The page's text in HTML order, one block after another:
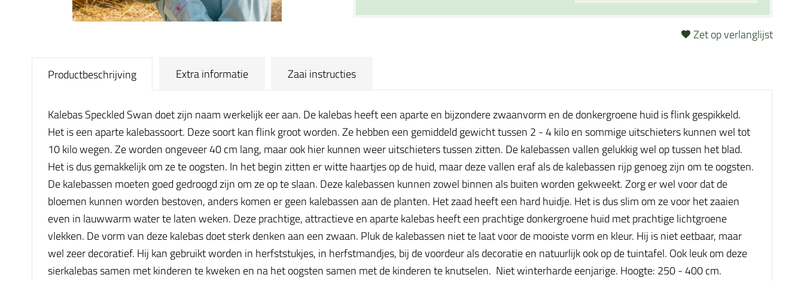
Zet op verlanglijst
Productbeschrijving Extra informatie Zaai instructies
Kalebas Speckled Swan doet zijn naam werkelijk eer aan. De kalebas heeft een aparte en bijzondere zwaanvorm en de donkergroene huid is flink gespikkeld.
Het is een aparte kalebassoort. Deze soort kan flink groot worden. Ze hebben een gemiddeld gewicht tussen 2 - 4 kilo en sommige uitschieters kunnen wel tot
10 kilo wegen. Ze worden ongeveer 40 cm lang, maar ook hier kunnen weer uitschieters tussen zitten. De kalebassen vallen gelukkig wel op tussen het blad.
Het is dus gemakkelijk om ze te oogsten. In het begin zitten er witte haartjes op de huid, maar deze vallen eraf als de kalebassen rijp genoeg zijn om te oogsten.
De kalebassen moeten goed gedroogd zijn om ze op te slaan. Deze kalebassen kunnen zowel binnen als buiten worden gekweekt. Zorg er wel voor dat de
bloemen kunnen worden bestoven, anders komen er geen kalebassen aan de planten. Het zaad heeft een hard huidje. Het is dus slim om ze voor het zaaien
even in lauwwarm water te laten weken. Deze prachtige, attractieve en aparte kalebas heeft een prachtige donkergroene huid met prachtige lichtgroene
vlekken. De vorm van deze kalebas doet sterk denken aan een zwaan. Pluk de kalebassen niet te laat voor de mooiste vorm en kleur. Hij is niet eetbaar, maar
wel zeer decoratief. Hij kan gebruikt worden in herfststukjes, in herfstmandjes, bij de voordeur als decoratie en natuurlijk ook op de tuintafel. Ook leuk om deze
sierkalebas samen met kinderen te kweken en na het oogsten samen met de kinderen te knutselen. Niet winterharde eenjarige. Hoogte: 250 - 400 cm.